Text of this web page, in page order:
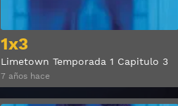
1x3
Limetown Temporada 1 Capitulo 3
7 años hace